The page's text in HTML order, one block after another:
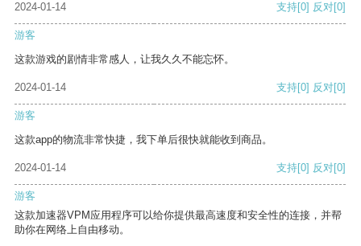
2024-01-14
支持[0] 反对[0]
游客
这款游戏的剧情非常感人，让我久久不能忘怀。
2024-01-14 支持[0] 反对[0]
游客
这款app的物流非常快捷，我下单后很快就能收到商品。
2024-01-14 支持[0] 反对[0]
游客
这款加速器VPM应用程序可以给你提供最高速度和安全性的连接，并帮
助你在网络上自由移动。